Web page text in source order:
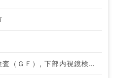
上部内視鏡検査（ＧＦ）, 下部内視鏡検査（ＣＦ）, その他